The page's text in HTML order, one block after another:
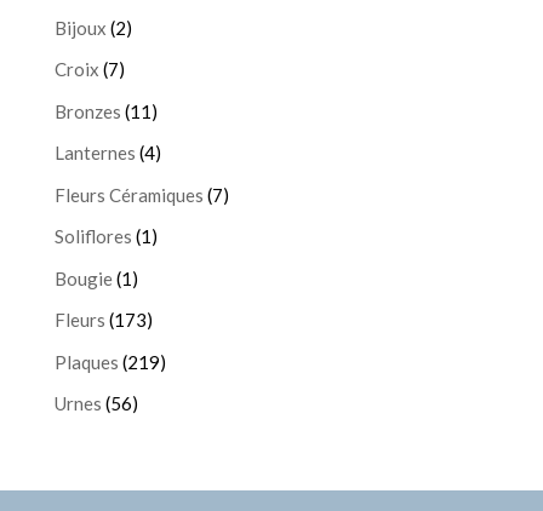
Bijoux (2)
Croix (7)
Bronzes (11)
Lanternes (4)
Fleurs Céramiques (7)
Soliflores (1)
Bougie(1)
Fleurs (173)
Plaques (219)
Urnes (56)